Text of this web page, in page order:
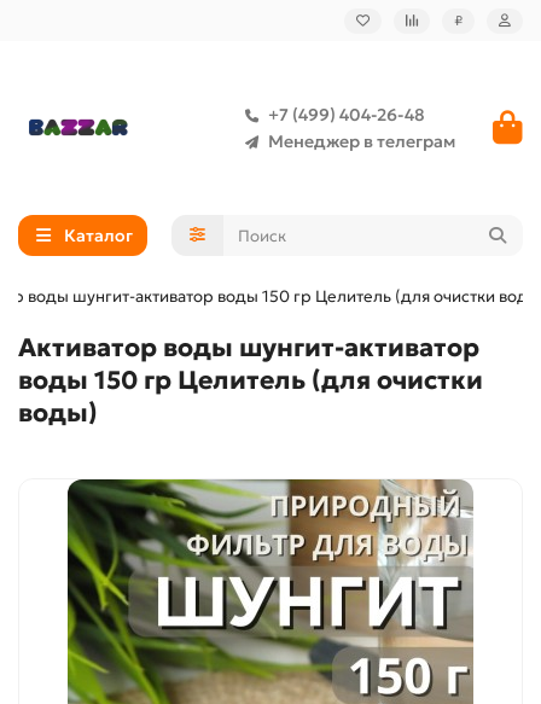
₽
+7 (499) 404-26-48
Менеджер в телеграм
Каталог
воды шунгит-активатор воды 150 гр Целитель (для очистки
Активатор воды шунгит-активатор
воды 150 гр Целитель (для очистки
воды)